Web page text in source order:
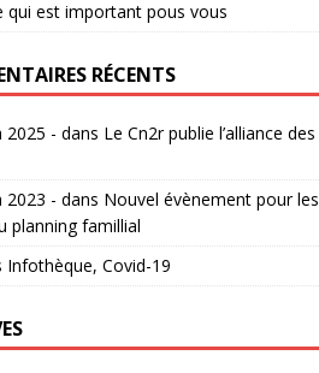
qui est important pous vous
RÉCENTS
2025 - dans Le Cn2r publie l’alliance des
2023 - dans Nouvel évènement pour les
planning famillial
Infothèque, Covid-19